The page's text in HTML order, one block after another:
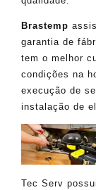
Brastemp
garantia de
tem o melhor
condições na
execução de
instalação de
Tec Serv